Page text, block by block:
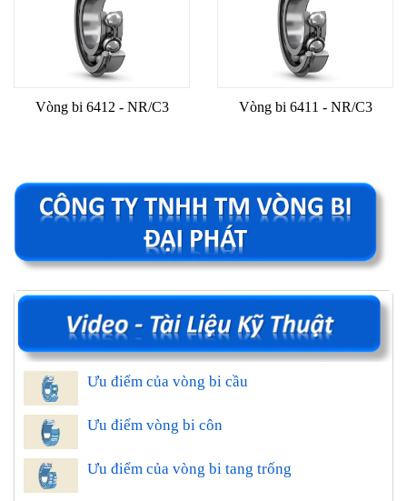
Vòng bi 6412 - NR/C3 Vòng bi 6411 - NR/C3
Ưu điểm của vòng bi cầu
Ưu điểm vòng bi côn
Ưu điểm của vòng bi tang trống